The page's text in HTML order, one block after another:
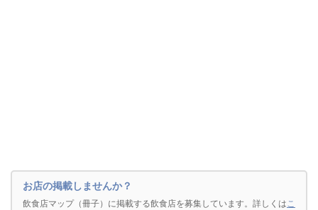
お店の掲載しませんか？
飲食店マップ（冊子）に掲載する飲食店を募集しています。詳しくはこ